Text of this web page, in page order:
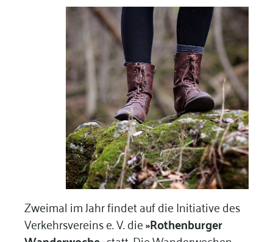
Zweimal im Jahr findet auf die Initiative des
Verkehrsvereins e. V. die»Rothenburger